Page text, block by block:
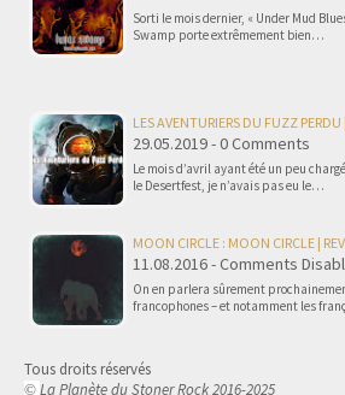
Sorti le mois dernier, « Under Mud
Swamp porte extrêmement bien…
LES AVENTURIERS DU FUZZ
29.05.2019 - 0 Comments
Le mois d’avril ayant été un peu
le Desertfest, je n’avais pas eu le…
MOON CIRCLE : MOON CIRCLE |
11.08.2016 - Comments
On en parlera sûrement
francophones – et notamment les
Tous droits réservés
© La Planète du Stoner Rock 2016-2025